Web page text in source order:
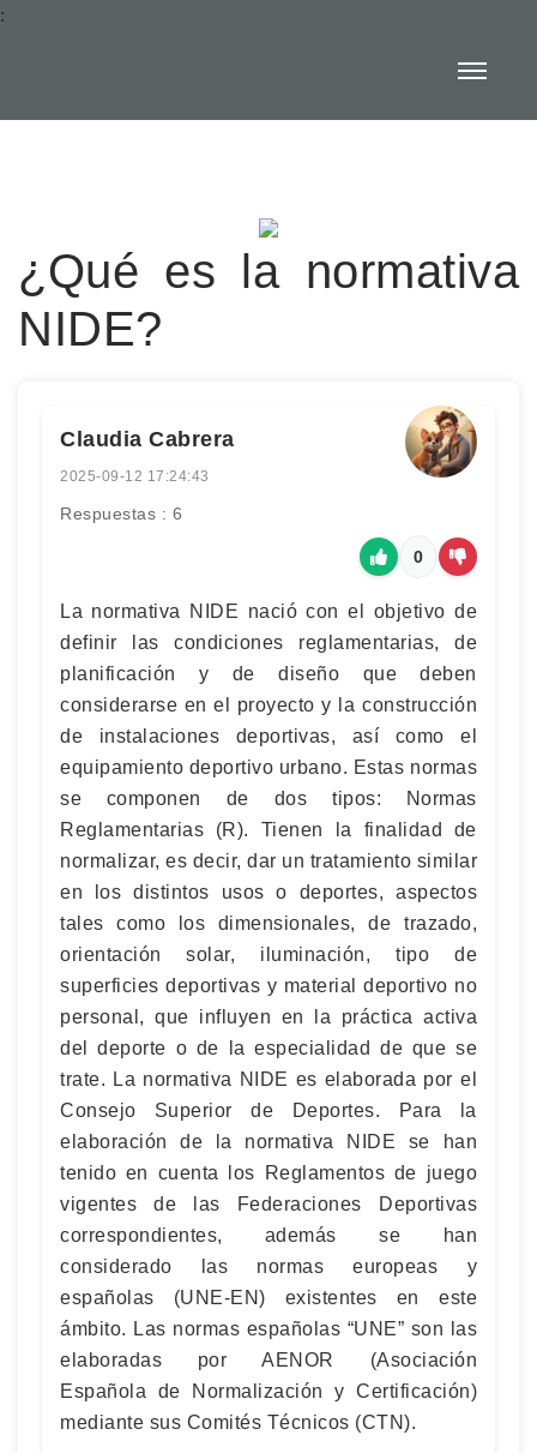
:
¿Qué es la normativa
NIDE?
Claudia Cabrera
2025-09-12 17:24:43
Respuestas : 6
0
La normativa NIDE nació con el objetivo de
definir las condiciones reglamentarias, de
planificación y de diseño que deben
considerarse en el proyecto y la construcción
de instalaciones deportivas, así como el
equipamiento deportivo urbano. Estas normas
se componen de dos tipos: Normas
Reglamentarias (R). Tienen la finalidad de
normalizar, es decir, dar un tratamiento similar
en los distintos usos o deportes, aspectos
tales como los dimensionales, de trazado,
orientación solar, iluminación, tipo de
superficies deportivas y material deportivo no
personal, que influyen en la práctica activa
del deporte o de la especialidad de que se
trate. La normativa NIDE es elaborada por el
Consejo Superior de Deportes. Para la
elaboración de la normativa NIDE se han
tenido en cuenta los Reglamentos de juego
vigentes de las Federaciones Deportivas
correspondientes, además se han
considerado las normas europeas y
españolas (UNE-EN) existentes en este
ámbito. Las normas españolas “UNE” son las
elaboradas por AENOR (Asociación
Española de Normalización y Certificación)
mediante sus Comités Técnicos (CTN).